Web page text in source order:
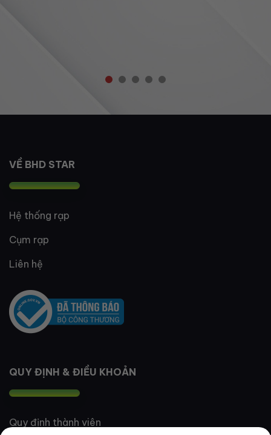
VỀ BHD STAR
Hệ thống rạp
Cụm rạp
Liên hệ
QUY ĐỊNH & ĐIỀU KHOẢN
Quy định thành viên